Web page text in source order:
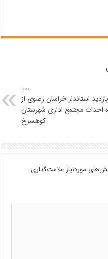
بعد
بازدید استاندار خراسان رضوی از
احداث مجتمع اداری شهرستان
کوهسرخ
موردنیاز علامت‌گذاری